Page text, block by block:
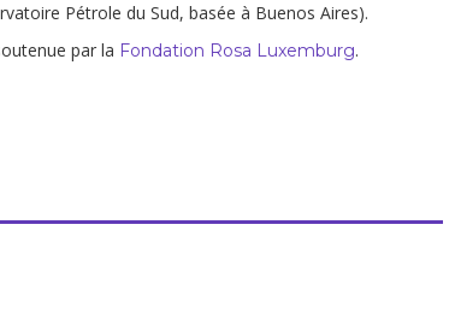
Pétrole du Sud, basée à Buenos Aires).
par la Fondation Rosa Luxemburg.